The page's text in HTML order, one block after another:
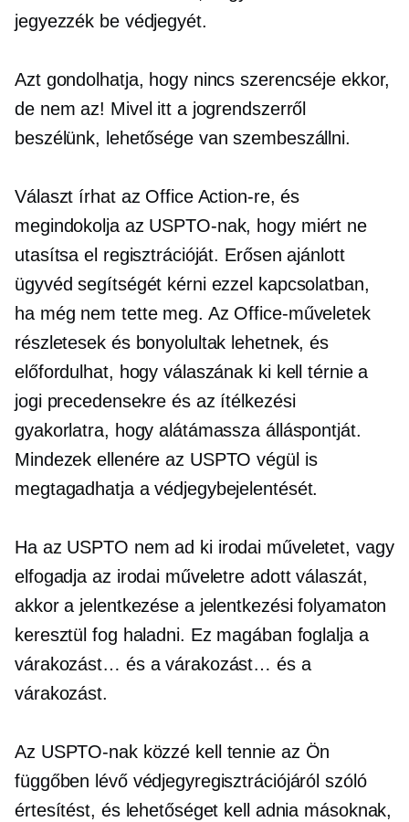
jegyezzék be védjegyét.
Azt gondolhatja, hogy nincs szerencséje ekkor,
de nem az! Mivel itt a jogrendszerről
beszélünk, lehetősége van szembeszállni.
Választ írhat az Office Action-re, és
megindokolja az USPTO-nak, hogy miért ne
utasítsa el regisztrációját. Erősen ajánlott
ügyvéd segítségét kérni ezzel kapcsolatban,
ha még nem tette meg. Az Office-műveletek
részletesek és bonyolultak lehetnek, és
előfordulhat, hogy válaszának ki kell térnie a
jogi precedensekre és az ítélkezési
gyakorlatra, hogy alátámassza álláspontját.
Mindezek ellenére az USPTO végül is
megtagadhatja a védjegybejelentését.
Ha az USPTO nem ad ki irodai műveletet, vagy
elfogadja az irodai műveletre adott válaszát,
akkor a jelentkezése a jelentkezési folyamaton
keresztül fog haladni. Ez magában foglalja a
várakozást… és a várakozást… és a
várakozást.
Az USPTO-nak közzé kell tennie az Ön
függőben lévő védjegyregisztrációjáról szóló
értesítést, és lehetőséget kell adnia másoknak,